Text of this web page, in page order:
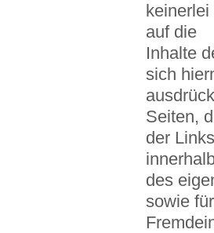
auf die
Inhalte
sich
Seiten,
der
des
sowie für